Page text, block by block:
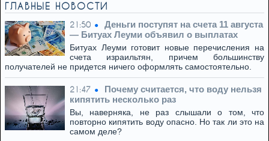
ГЛАВНЫЕ НОВОСТИ
21:50
Деньги поступят на счета 11 августа
— Битуах Леуми объявил о выплатах
Битуах Леуми готовит новые перечисления на
счета израильтян, причем большинству
получателей не придется ничего оформлять самостоятельно.
21:47
Почему считается, что воду нельзя
кипятить несколько раз
Вы, наверняка, не раз слышали о том, что
повторно кипятить воду опасно. Но так ли это на
самом деле?